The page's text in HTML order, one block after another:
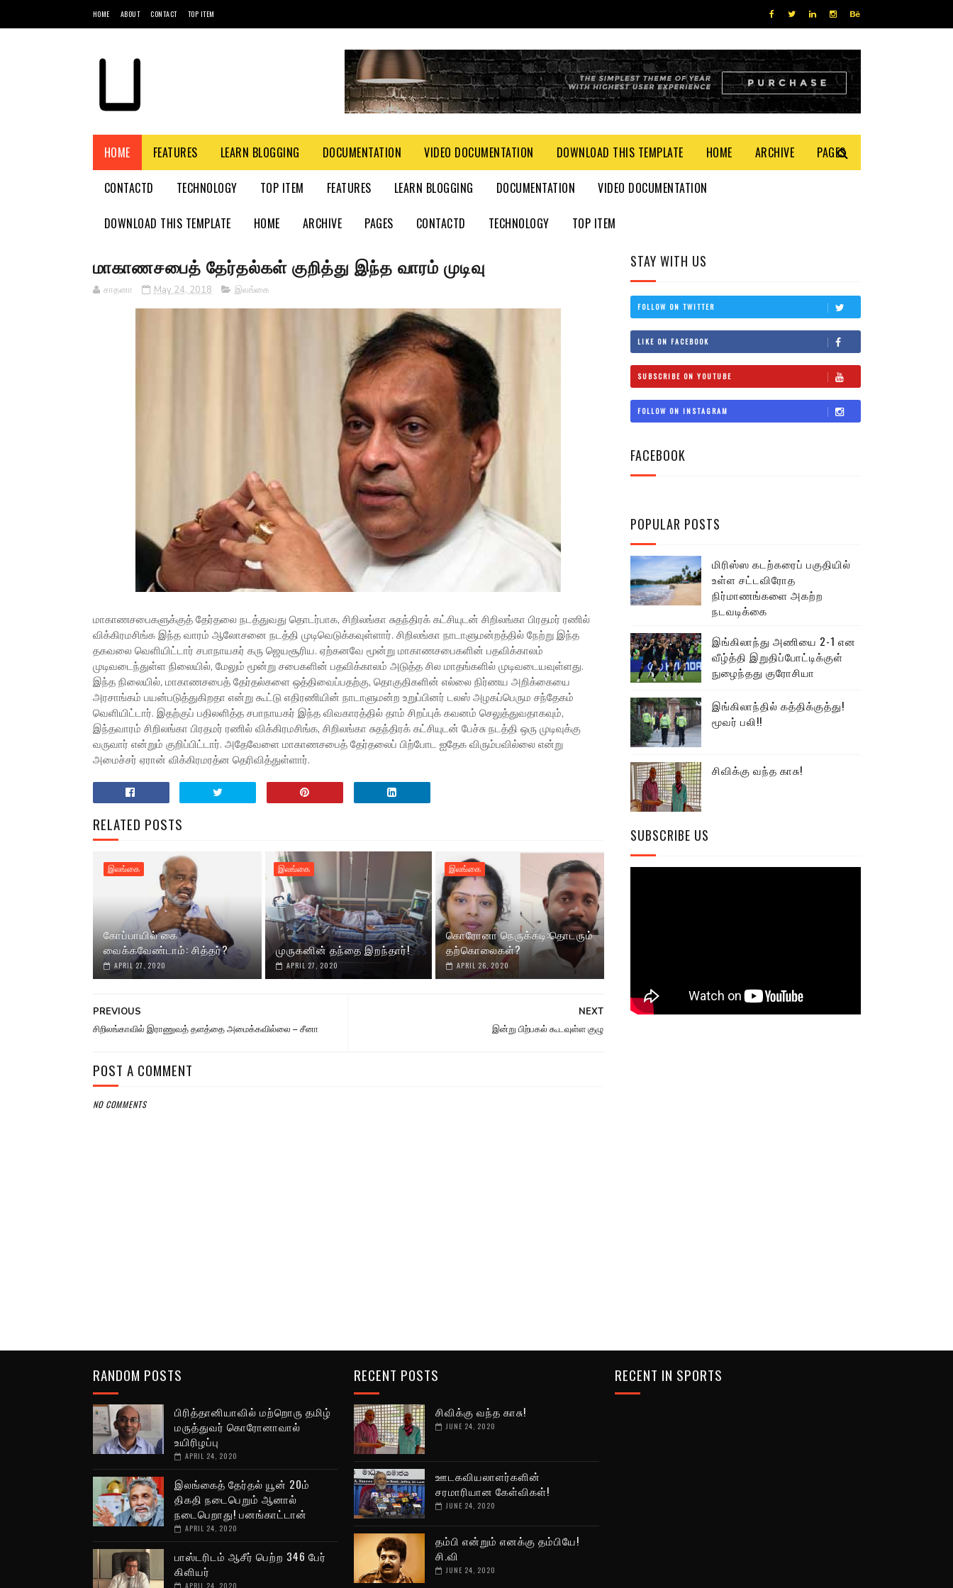
HOME ABOUT CONTACT TOP ITEM
HOME FEATURES LEARN BLOGGING DOCUMENTATION VIDEO DOCUMENTATION DOWNLOAD THIS TEMPLATE HOME ARCHIVE PAGES
CONTACTD TECHNOLOGY TOP ITEM FEATURES LEARN BLOGGING DOCUMENTATION VIDEO DOCUMENTATION
DOWNLOAD THIS TEMPLATE HOME ARCHIVE PAGES CONTACTD TECHNOLOGY TOP ITEM
மாகாணசபைத் தேர்தல்கள் குறித்து இந்த வாரம் முடிவு
சாதனா May 24, 2018 இலங்கை
மாகாணசபைகளுக்குத் தேர்தலை நடத்துவது தொடர்பாக, சிறிலங்கா சுதந்திரக் கட்சியுடன் சிறிலங்கா பிரதமர் ரணில்
விக்கிரமசிங்க இந்த வாரம் ஆலோசனை நடத்தி முடிவெடுக்கவுள்ளார். சிறிலங்கா நாடாளுமன்றத்தில் நேற்று இந்த
தகவலை வெளியிட்டார் சபாநாயகர் கரு ஜெயசூரிய. ஏற்கனவே மூன்று மாகாணசபைகளின் பதவிக்காலம்
முடிவடைந்துள்ள நிலையில், மேலும் மூன்று சபைகளின் பதவிக்காலம் அடுத்த சில மாதங்களில் முடிவடையவுள்ளது.
இந்த நிலையில், மாகாணசபைத் தேர்தல்களை ஒத்திவைப்பதற்கு, தொகுதிகளின் எல்லை நிர்ணய அறிக்கையை
அரசாங்கம் பயன்படுத்துகிறதா என்று கூட்டு எதிரணியின் நாடாளுமன்ற உறுப்பினர் டலஸ் அழகப்பெரும சந்தேகம்
வெளியிட்டார். இதற்குப் பதிலளித்த சபாநாயகர் இந்த விவகாரத்தில் தாம் சிறப்புக் கவனம் செலுத்துவதாகவும்,
இந்தவாரம் சிறிலங்கா பிரதமர் ரணில் விக்கிரமசிங்க, சிறிலங்கா சுதந்திரக் கட்சியுடன் பேச்சு நடத்தி ஒரு முடிவுக்கு
வருவார் என்றும் குறிப்பிட்டார். அதேவேளை மாகாணசபைத் தேர்தலைப் பிற்போட ஐதேக விரும்பவில்லை என்று
அமைச்சர் ஏரான் விக்கிரமரத்ன தெரிவித்துள்ளார்.
RELATED POSTS
இலங்கை
கோப்பாயில் கை
வைக்கவேண்டாம்: சித்தர்?
APRIL 27, 2020
இலங்கை
முருகனின் தந்தை இறந்தார்!
APRIL 27, 2020
இலங்கை
கொரோனா நெருக்கடி:தொடரும்
தற்கொலைகள்?
APRIL 26, 2020
NEXT
இன்று பிற்பகல் கூடவுள்ள குழு
PREVIOUS
சிறிலங்காவில் இராணுவத் தளத்தை அமைக்கவில்லை – சீனா
POST A COMMENT
NO COMMENTS
STAY WITH US
FOLLOW ON TWITTER
LIKE ON FACEBOOK
SUBSCRIBE ON YOUTUBE
FOLLOW ON INSTAGRAM
FACEBOOK
POPULAR POSTS
மிரிஸ்ஸ கடற்கரைப் பகுதியில்
உள்ள சட்டவிரோத
நிர்மாணங்களை அகற்ற
நடவடிக்கை
இங்கிலாந்து அணியை 2-1 என
வீழ்த்தி இறுதிப்போட்டிக்குள்
நுழைந்தது குரோசியா
இங்கிலாந்தில் கத்திக்குத்து!
மூவர் பலி!!
சிவிக்கு வந்த காசு!
SUBSCRIBE US
RANDOM POSTS
பிரித்தானியாவில் மற்றொரு தமிழ்
மருத்துவர் கொரோனாவால்
உயிரிழப்பு
APRIL 24, 2020
இலங்கைத் தேர்தல் யூன் 20ம்
திகதி நடைபெறும் ஆனால்
நடைபெறாது! பனங்காட்டான்
APRIL 24, 2020
பாஸ்டரிடம் ஆசீர் பெற்ற 346 பேர்
கிளியர்
APRIL 24, 2020
RECENT POSTS
சிவிக்கு வந்த காசு!
JUNE 24, 2020
ஊடகவியலாளர்களின்
சரமாரியான கேள்விகள்!
JUNE 24, 2020
தம்பி என்றும் எனக்கு தம்பியே!
சி.வி
JUNE 24, 2020
RECENT IN SPORTS